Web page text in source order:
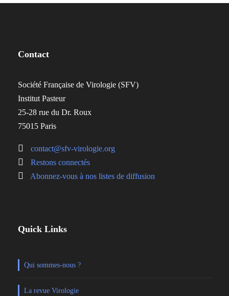
Contact
Société Française de Virologie (SFV)
Institut Pasteur
25-28 rue du Dr. Roux
75015 Paris
contact@sfv-virologie.org
Restons connectés
Abonnez-vous à nos listes de diffusion
Quick Links
Qui sommes-nous ?
La revue Virologie